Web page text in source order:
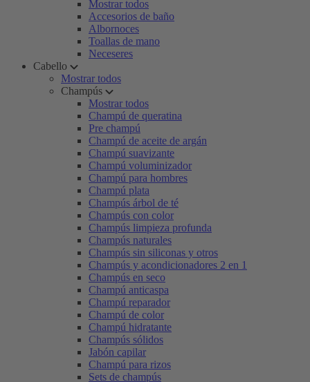
Mostrar todos
Accesorios de baño
Albornoces
Toallas de mano
Neceseres
Cabello
Mostrar todos
Champús
Mostrar todos
Champú de queratina
Pre champú
Champú de aceite de argán
Champú suavizante
Champú voluminizador
Champú para hombres
Champú plata
Champús árbol de té
Champús con color
Champús limpieza profunda
Champús naturales
Champús sin siliconas y otros
Champús y acondicionadores 2 en 1
Champús en seco
Champú anticaspa
Champú reparador
Champú de color
Champú hidratante
Champús sólidos
Jabón capilar
Champú para rizos
Sets de champús